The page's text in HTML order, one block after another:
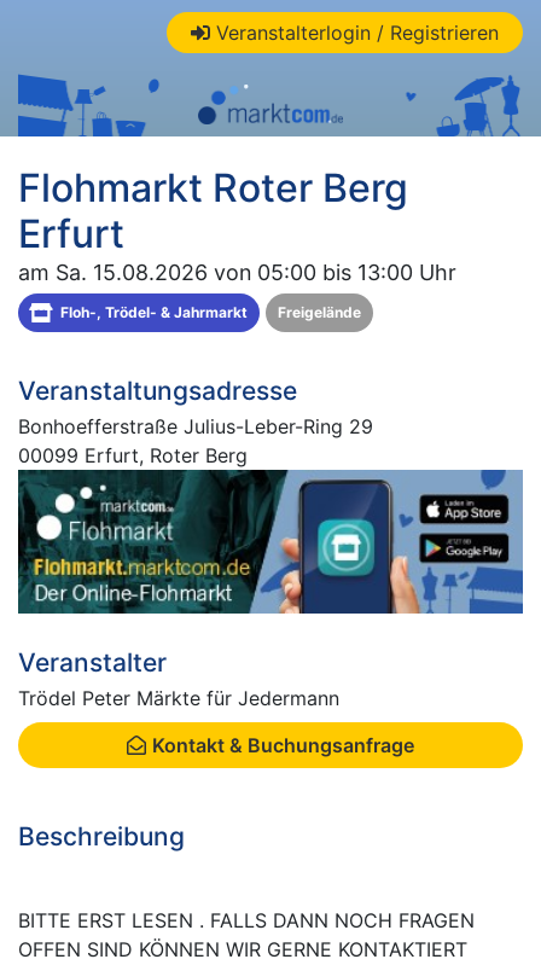
Veranstalterlogin / Registrieren
Flohmarkt Roter Berg
Erfurt
am Sa. 15.08.2026 von 05:00 bis 13:00 Uhr
Floh-, Trödel- & Jahrmarkt Freigelände
Veranstaltungsadresse
Bonhoefferstraße Julius-Leber-Ring 29
00099 Erfurt, Roter Berg
Veranstalter
Trödel Peter Märkte für Jedermann
Kontakt & Buchungsanfrage
Beschreibung
BITTE ERST LESEN . FALLS DANN NOCH FRAGEN
OFFEN SIND KÖNNEN WIR GERNE KONTAKTIERT